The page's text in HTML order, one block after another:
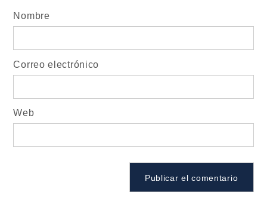
Nombre
Correo electrónico
Web